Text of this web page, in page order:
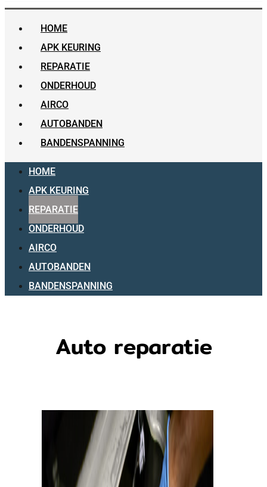
HOME
APK KEURING
REPARATIE
ONDERHOUD
AIRCO
AUTOBANDEN
BANDENSPANNING
HOME
APK KEURING
REPARATIE
ONDERHOUD
AIRCO
AUTOBANDEN
BANDENSPANNING
Auto reparatie